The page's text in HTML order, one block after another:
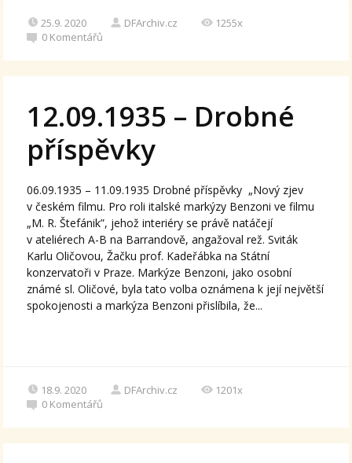
25.9. 2020 DFArchiv.cz
1255x
0 Komentářů
12.09.1935 – Drobné
příspěvky
06.09.1935 – 11.09.1935 Drobné příspěvky „Nový zjev
v českém filmu. Pro roli italské markýzy Benzoni ve filmu
„M. R. Štefánik”, jehož interiéry se právě natáčejí
v ateliérech A-B na Barrandově, angažoval rež. Sviták
Karlu Oličovou, Žačku prof. Kadeřábka na Státní
konzervatoři v Praze. Markýze Benzoni, jako osobní
známé sl. Oličové, byla tato volba oznámena k její největší
spokojenosti a markýza Benzoni přislíbila, že...
18.9. 2020 DFArchiv.cz
1201x
0 Komentářů